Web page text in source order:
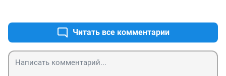
дня подвчи документов, то ли вообще со дня
освидетельствования. Раньше нужно было
оформлять, как только отношения начали портиться...
Читать все комментарии